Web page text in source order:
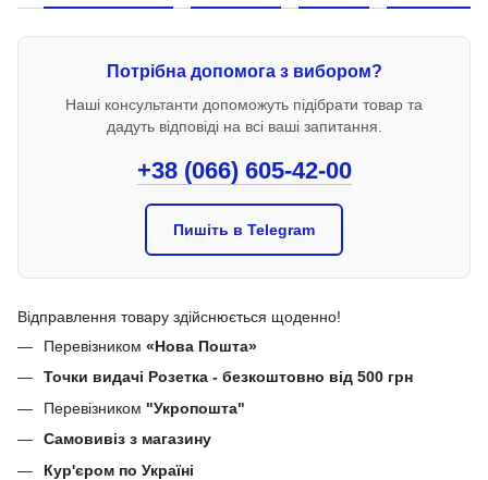
Потрібна допомога з вибором?
Наші консультанти допоможуть підібрати товар та
дадуть відповіді на всі ваші запитання.
+38 (066) 605-42-00
Пишіть в Telegram
Відправлення товару здійснюється щоденно!
Перевізником «Нова Пошта»
Точки видачі Розетка - безкоштовно від 500 грн
Перевізником "Укропошта"
Самовивіз з магазину
Кур'єром по Україні